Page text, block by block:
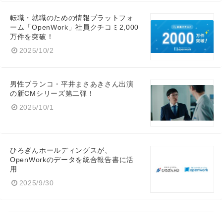
転職・就職のための情報プラットフォ
ーム「OpenWork」社員クチコミ2,000
万件を突破！
2025/10/2
男性ブランコ・平井まさあきさん出演
の新CMシリーズ第二弾！
2025/10/1
ひろぎんホールディングスが、
OpenWorkのデータを統合報告書に活
用
2025/9/30